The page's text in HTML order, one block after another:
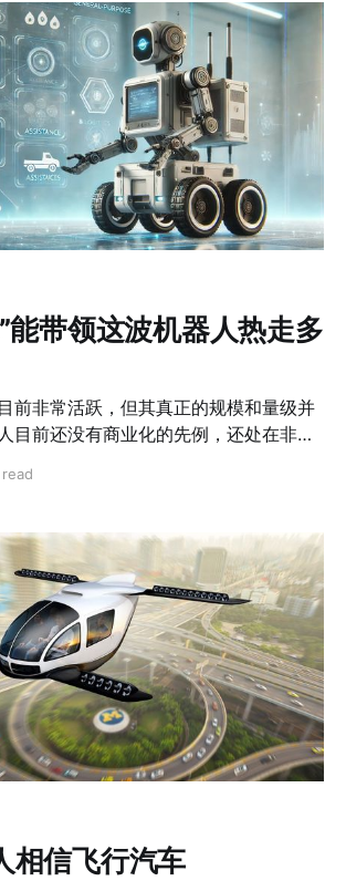
能带领这波机器人热走多
前非常活跃，但其真正的规模和量级并
目前还没有商业化的先例，还处在非常
相信飞行汽车